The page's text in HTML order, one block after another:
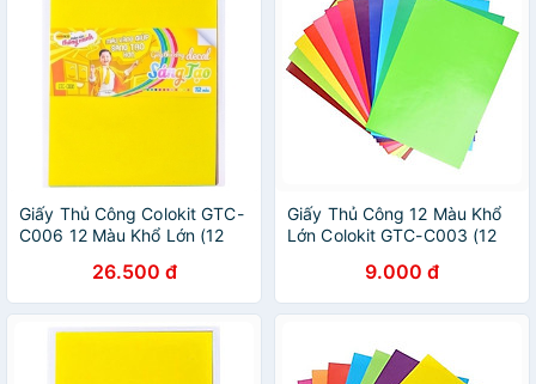
Giấy Thủ Công Colokit GTC-
C006 12 Màu Khổ Lớn (12
26.500 đ
Giấy Thủ Công 12 Màu Khổ
Lớn Colokit GTC-C003 (12
9.000 đ